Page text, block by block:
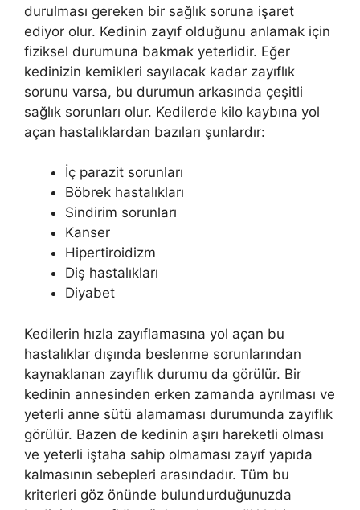
durulması gereken bir sağlık soruna işaret
ediyor olur. Kedinin zayıf olduğunu anlamak için
fiziksel durumuna bakmak yeterlidir. Eğer
kedinizin kemikleri sayılacak kadar zayıflık
sorunu varsa, bu durumun arkasında çeşitli
sağlık sorunları olur. Kedilerde kilo kaybına yol
açan hastalıklardan bazıları şunlardır:
İç parazit sorunları
Böbrek hastalıkları
Sindirim sorunları
Kanser
Hipertiroidizm
Diş hastalıkları
Diyabet
Kedilerin hızla zayıflamasına yol açan bu
hastalıklar dışında beslenme sorunlarından
kaynaklanan zayıflık durumu da görülür. Bir
kedinin annesinden erken zamanda ayrılması ve
yeterli anne sütü alamaması durumunda zayıflık
görülür. Bazen de kedinin aşırı hareketli olması
ve yeterli iştaha sahip olmaması zayıf yapıda
kalmasının sebepleri arasındadır. Tüm bu
kriterleri göz önünde bulundurduğunuzda